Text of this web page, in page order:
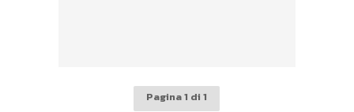
Pagina 1 di 1